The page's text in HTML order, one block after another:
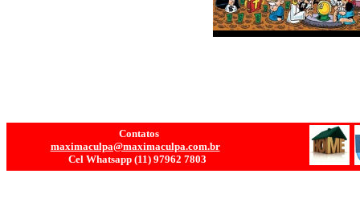
Contatos
maximaculpa@maximaculpa.com.br
Cel Whatsapp (11) 97962 7803